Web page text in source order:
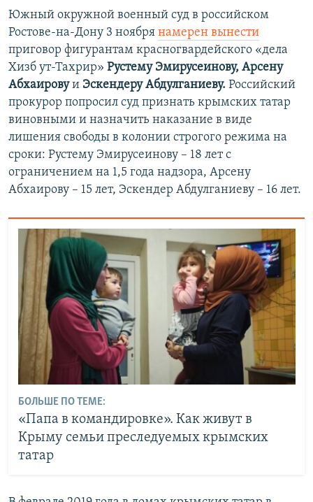
Южный окружной военный суд в российском
Ростове-на-Дону 3 ноября намерен вынести
приговор фигурантам красногвардейского «дела
Хизб ут-Тахрир» Рустему Эмирусеинову, Арсену
Абхаировуи Эскендеру Абдулганиеву. ​Российский
прокурор попросил суд признать крымских татар
виновными и назначить наказание в виде
лишения свободы в колонии строгого режима на
сроки: Рустему Эмирусеинову – 18 лет с
ограничением на 1,5 года надзора, Арсену
Абхаирову – 15 лет, Эскендер Абдулганиеву – 16 лет.
БОЛЬШЕ ПО ТЕМЕ:
«Папа в командировке». Как живут в
Крыму семьи преследуемых крымских
татар